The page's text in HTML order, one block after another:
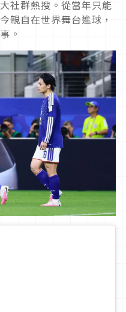
社群熱搜。從當年只能
親自在世界舞台進球，
。